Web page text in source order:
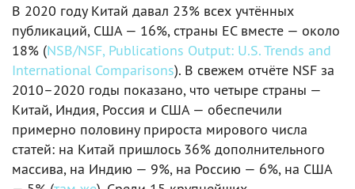
В 2020 году Китай давал 23% всех учтённых
публикаций, США — 16%, страны ЕС вместе — около
18% (NSB/NSF, Publications Output: U.S. Trends and
International Comparisons). В свежем отчёте NSF за
2010–2020 годы показано, что четыре страны —
Китай, Индия, Россия и США — обеспечили
примерно половину прироста мирового числа
статей: на Китай пришлось 36% дополнительного
массива, на Индию — 9%, на Россию — 6%, на США